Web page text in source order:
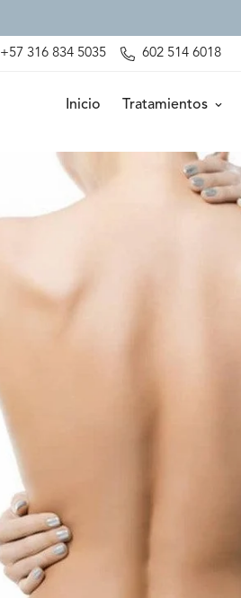
+57 316 834 5035 602 514 6018
Inicio Tratamientos